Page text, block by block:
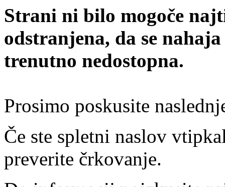
Strani ni bilo mogoče
odstranjena, da se
trenutno nedostopna.
Prosimo poskusite
Če ste spletni naslov
preverite črkovanje.